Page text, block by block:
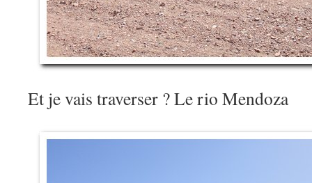
Et je vais traverser ? Le rio Mendoza